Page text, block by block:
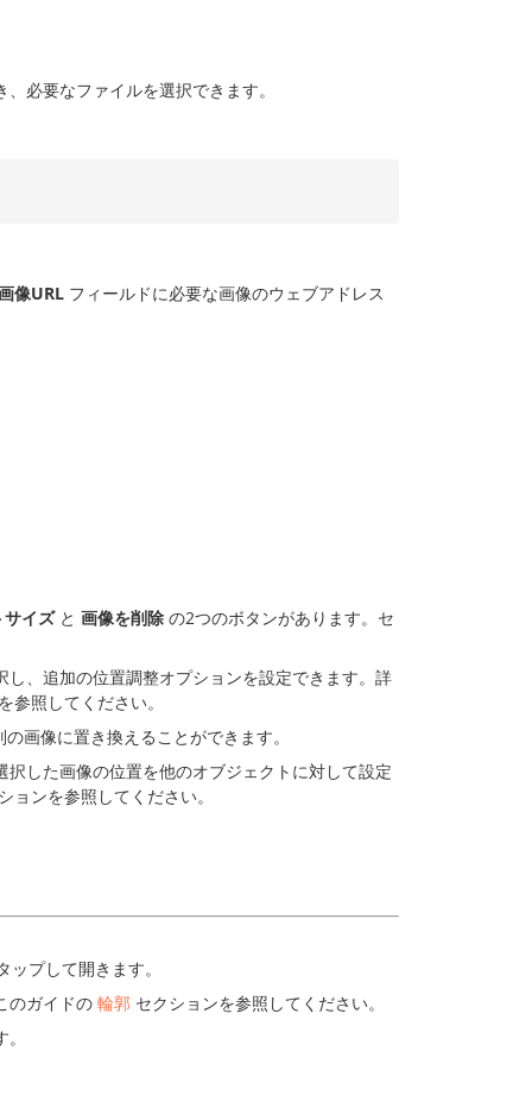
必要なファイルを選択できます。
像URL フィールドに必要な画像のウェブアドレス
サイズと 画像を削除 の2つのボタンがあります。セ
、追加の位置調整オプションを設定できます。詳
参照してください。
画像に置き換えることができます。
した画像の位置を他のオブジェクトに対して設定
ョンを参照してください。
ップして開きます。
のガイドの 輪郭 セクションを参照してください。